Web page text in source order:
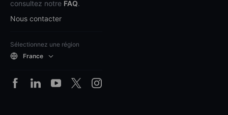
consultez notre FAQ.
Nous contacter
Sélectionnez une région
France